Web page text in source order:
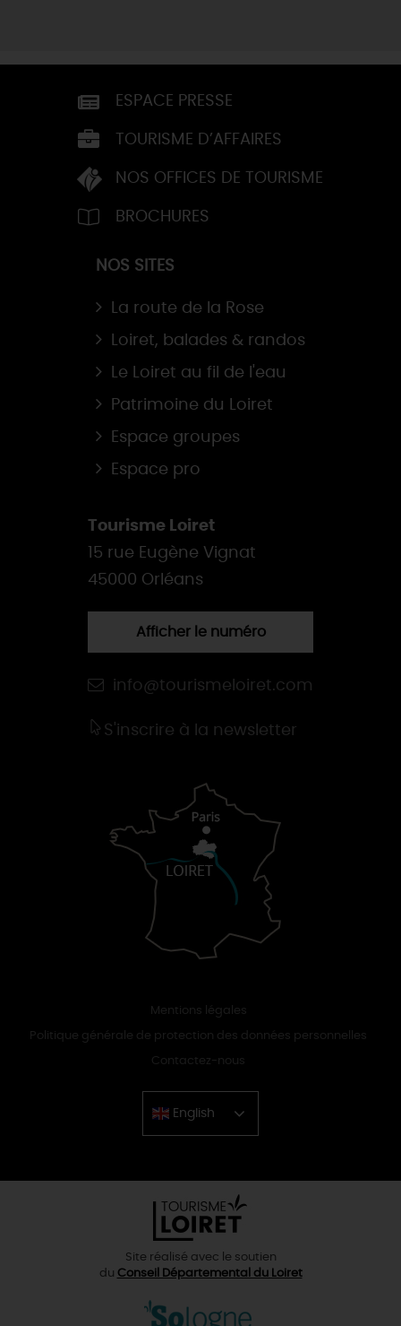
ESPACE PRESSE
TOURISME D’AFFAIRES
NOS OFFICES DE TOURISME
BROCHURES
NOS SITES
La route de la Rose
Loiret, balades & randos
Le Loiret au fil de l'eau
Patrimoine du Loiret
Espace groupes
Espace pro
Tourisme Loiret
15 rue Eugène Vignat
45000 Orléans
Afficher le numéro
info@tourismeloiret.com
S'inscrire à la newsletter
Mentions légales
Politique générale de protection des données personnelles
Contactez-nous
English
Chinese
Site réalisé avec le soutien
du Conseil Départemental du Loiret